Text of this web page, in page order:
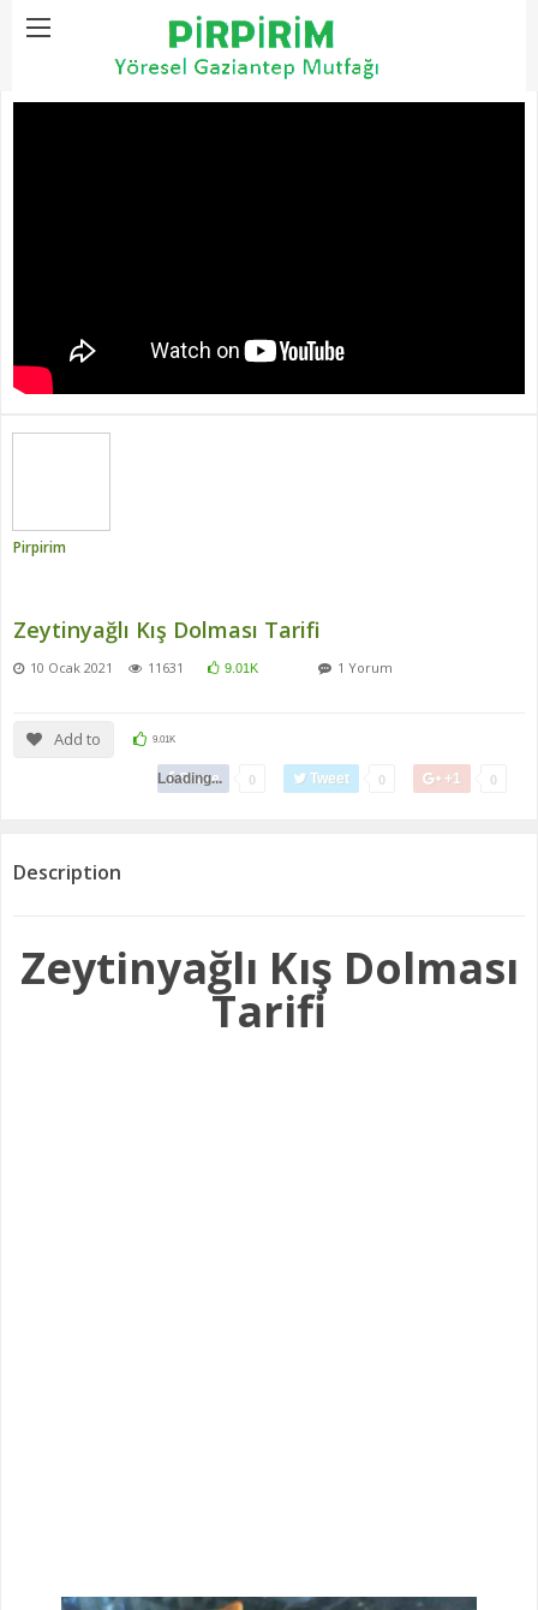
Home Kış Yemekleri Zeytinyağlı Kış Dolması Tarifi
Pirpirim
Zeytinyağlı Kış Dolması Tarifi
10 Ocak 2021 11631 9.01K 1 Yorum
Add to 9.01K
Share 0 Tweet 0 +1 0
Loading...
Description
Zeytinyağlı Kış Dolması
Tarifi